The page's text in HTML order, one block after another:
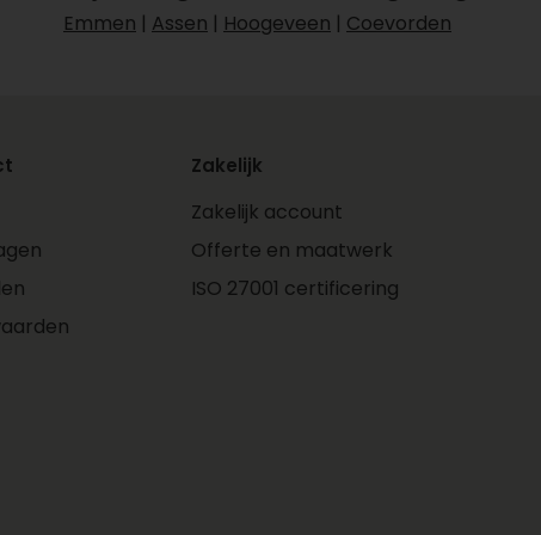
Emmen | Assen | Hoogeveen | Coevorden
Zakelijk
Zakelijk account
Offerte en maatwerk
ISO 27001 certificering